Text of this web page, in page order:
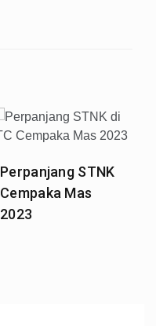
Perpanjang STNK
Cempaka Mas
2023